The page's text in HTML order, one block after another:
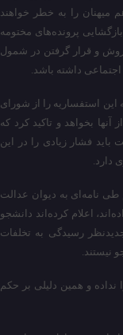
میهنان را به خطر خواهند
نفر متقلب منتظر بازگشایی پرونده‌های مختومه
روش و قرار گرفتن در شمول
داشته باشد.
استفساریه را از شورای
آنها بخواهد و تاکید کرد که
فشار زیادی را در این
دارد.
نامه‌ای به دیوان عدالت
اعلام کرده‌اند دانشجو
رسیدگی به تخلفات
نیستند.
و همین دلیلی بر حکم